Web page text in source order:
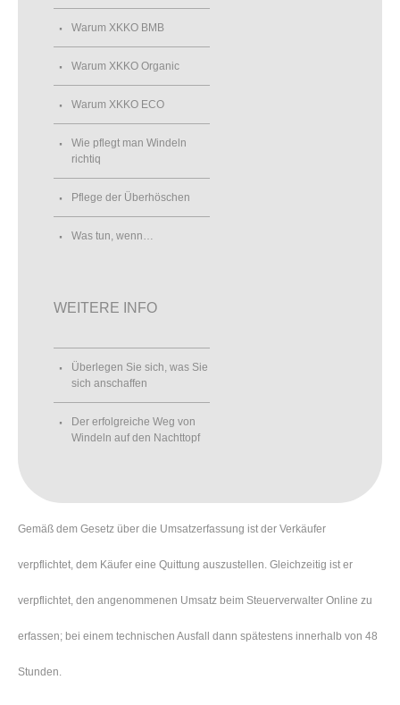
Warum XKKO BMB
Warum XKKO Organic
Warum XKKO ECO
Wie pflegt man Windeln
richtiq
Pflege der Überhöschen
Was tun, wenn…
WEITERE INFO
Überlegen Sie sich, was Sie
sich anschaffen
Der erfolgreiche Weg von
Windeln auf den Nachttopf
Gemäß dem Gesetz über die Umsatzerfassung ist der Verkäufer
verpflichtet, dem Käufer eine Quittung auszustellen. Gleichzeitig ist er
verpflichtet, den angenommenen Umsatz beim Steuerverwalter Online zu
erfassen; bei einem technischen Ausfall dann spätestens innerhalb von 48
Stunden.